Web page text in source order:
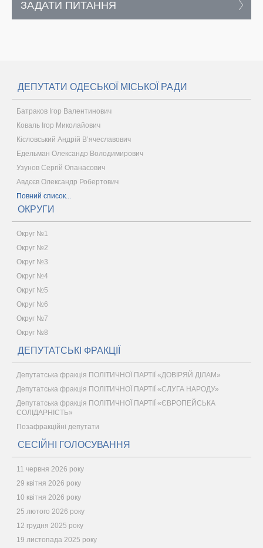
ЗАДАТИ ПИТАННЯ
ДЕПУТАТИ ОДЕСЬКОЇ МІСЬКОЇ РАДИ
Батраков Ігор Валентинович
Коваль Ігор Миколайович
Кісловський Андрій В’ячеславович
Едельман Олександр Володимирович
Узунов Сергій Опанасович
Авдєєв Олександр Робертович
Повний список...
ОКРУГИ
Округ №1
Округ №2
Округ №3
Округ №4
Округ №5
Округ №6
Округ №7
Округ №8
ДЕПУТАТСЬКІ ФРАКЦІЇ
Депутатська фракція ПОЛІТИЧНОЇ ПАРТІЇ «ДОВІРЯЙ ДІЛАМ»
Депутатська фракція ПОЛІТИЧНОЇ ПАРТІЇ «СЛУГА НАРОДУ»
Депутатська фракція ПОЛІТИЧНОЇ ПАРТІЇ «ЄВРОПЕЙСЬКА
СОЛІДАРНІСТЬ»
Позафракційні депутати
СЕСІЙНІ ГОЛОСУВАННЯ
11 червня 2026 року
29 квітня 2026 року
10 квітня 2026 року
25 лютого 2026 року
12 грудня 2025 року
19 листопада 2025 року